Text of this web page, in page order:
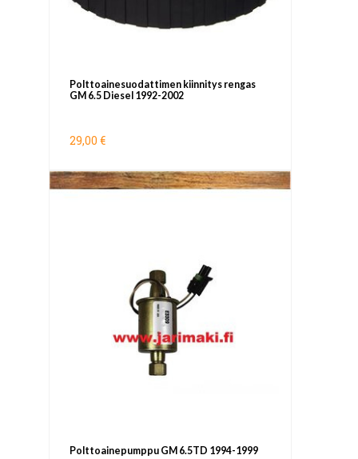
Polttoainesuodattimen kiinnitys rengas
GM 6.5 Diesel 1992-2002
29,00 €
Polttoainepumppu GM 6.5TD 1994-1999